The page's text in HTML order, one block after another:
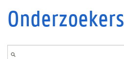
Onderzoekers